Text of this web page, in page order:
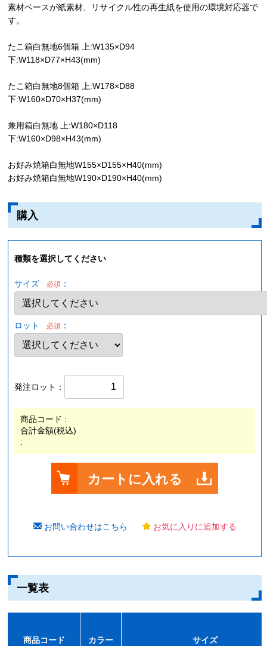
素材ベースが紙素材、リサイクル性の再生紙を使用の環境対応器で
す。
たこ箱白無地6個箱 上:W135×D94
下:W118×D77×H43(mm)
たこ箱白無地8個箱 上:W178×D88
下:W160×D70×H37(mm)
兼用箱白無地 上:W180×D118
下:W160×D98×H43(mm)
お好み焼箱白無地W155×D155×H40(mm)
お好み焼箱白無地W190×D190×H40(mm)
購入
種類を選択してください
サイズ 必須 ：
ロット 必須 ：
発注ロット：
商品コード :
合計金額(税込)
:
カートに入れる
お問い合わせはこちら お気に入りに追加する
一覧表
商品コード カラー サイズ